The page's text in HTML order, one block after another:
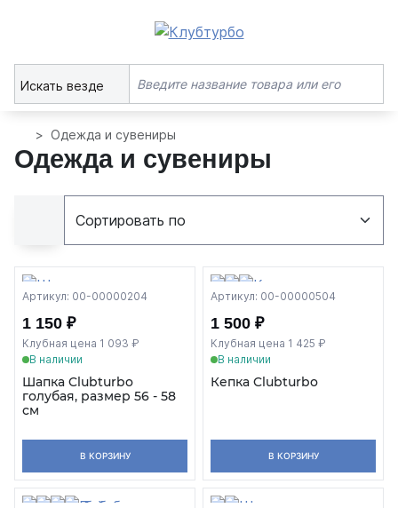
Искать везде
Одежда и сувениры
Одежда и сувениры
Артикул: 00-00000204
1 150 ₽
Клубная цена 1 093 ₽
В наличии
Шапка Clubturbo
голубая, размер 56 - 58
см
В КОРЗИНУ
Артикул: 00-00000504
1 500 ₽
Клубная цена 1 425 ₽
В наличии
Кепка Clubturbo
В КОРЗИНУ